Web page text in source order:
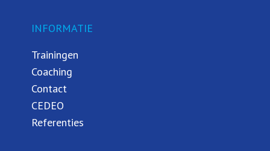
INFORMATIE
Trainingen
Coaching
Contact
CEDEO
Referenties